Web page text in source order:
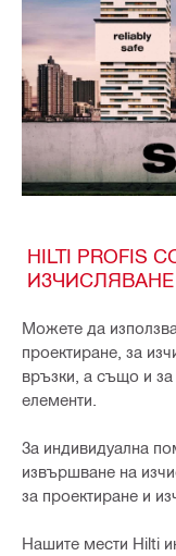
HILTI PROFIS
Можете да
проектиране, за
връзки, а също и
елементи.
За индивидуална
извършване на
за проектиране и
Нашите мести Hilti